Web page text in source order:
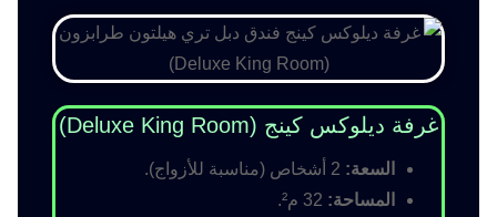
غرفة ديلوكس كينج (Deluxe King Room)
السعة:
المساحة: